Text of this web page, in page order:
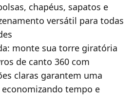
chapéus, sapatos e
versátil para todas
monte sua torre giratória
de canto 360 com
claras garantem uma
tempo e